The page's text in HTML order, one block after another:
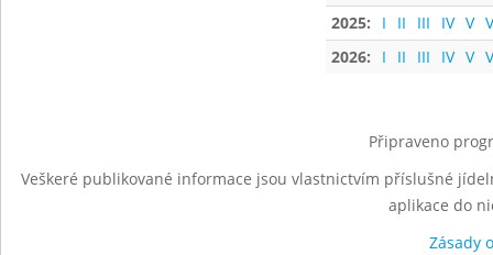
2025:
I II III IV V
2026:
I II III IV V
Připraveno
Veškeré publikované informace jsou vlastnictvím příslušné
aplikace do
Zásady